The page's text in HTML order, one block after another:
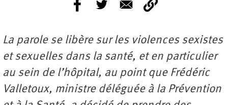
La parole se libère sur les violences sexistes
et sexuelles dans la santé, et en particulier
au sein de l’hôpital, au point que Frédéric
Valletoux, ministre déléguée à la Prévention